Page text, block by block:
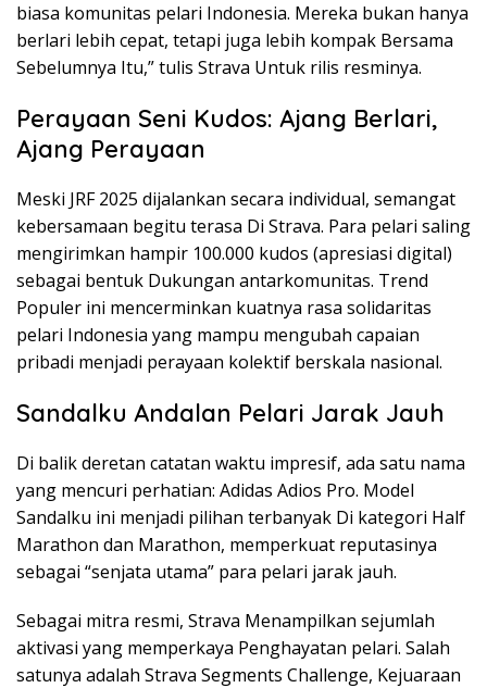
biasa komunitas pelari Indonesia. Mereka bukan hanya
berlari lebih cepat, tetapi juga lebih kompak Bersama
Sebelumnya Itu,” tulis Strava Untuk rilis resminya.
Perayaan Seni Kudos: Ajang Berlari,
Ajang Perayaan
Meski JRF 2025 dijalankan secara individual, semangat
kebersamaan begitu terasa Di Strava. Para pelari saling
mengirimkan hampir 100.000 kudos (apresiasi digital)
sebagai bentuk Dukungan antarkomunitas. Trend
Populer ini mencerminkan kuatnya rasa solidaritas
pelari Indonesia yang mampu mengubah capaian
pribadi menjadi perayaan kolektif berskala nasional.
Sandalku Andalan Pelari Jarak Jauh
Di balik deretan catatan waktu impresif, ada satu nama
yang mencuri perhatian: Adidas Adios Pro. Model
Sandalku ini menjadi pilihan terbanyak Di kategori Half
Marathon dan Marathon, memperkuat reputasinya
sebagai “senjata utama” para pelari jarak jauh.
Sebagai mitra resmi, Strava Menampilkan sejumlah
aktivasi yang memperkaya Penghayatan pelari. Salah
satunya adalah Strava Segments Challenge, Kejuaraan